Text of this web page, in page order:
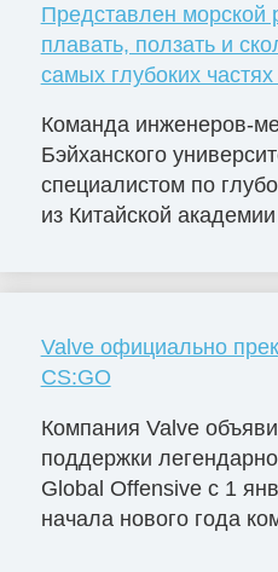
Представлен морской
плавать, ползать и
самых глубоких
Команда инженеров-
Бэйханского
специалистом по
из Китайской
Valve официально
CS:GO
Компания Valve
поддержки
Global Offensive с 1
начала нового года